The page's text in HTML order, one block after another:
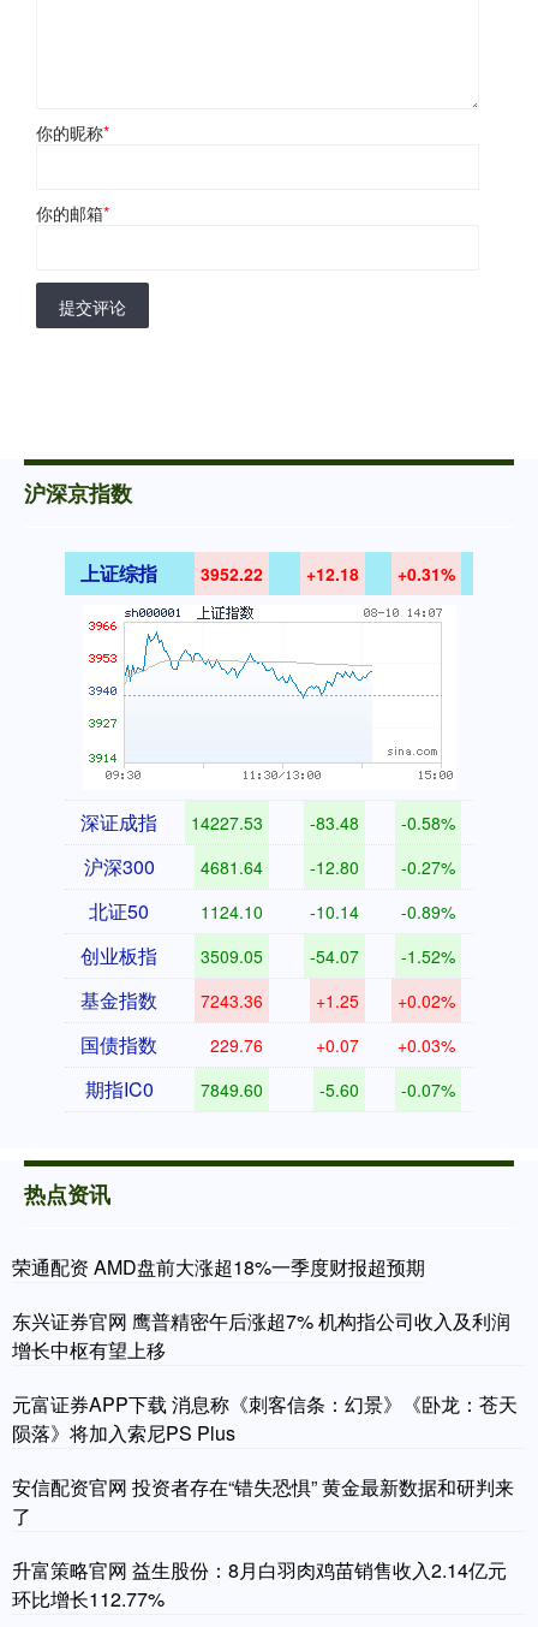
你的昵称*
你的邮箱*
提交评论
沪深京指数
上证综指 3952.22 +12.18 +0.31%
深证成指 14227.53 -83.48 -0.58%
沪深300 4681.64 -12.80 -0.27%
北证50 1124.10 -10.14 -0.89%
创业板指 3509.05 -54.07 -1.52%
基金指数 7243.36 +1.25 +0.02%
国债指数 229.76 +0.07 +0.03%
期指IC0 7849.60 -5.60 -0.07%
热点资讯
荣通配资 AMD盘前大涨超18%一季度财报超预期
东兴证券官网 鹰普精密午后涨超7% 机构指公司收入及利润
增长中枢有望上移
元富证券APP下载 消息称《刺客信条：幻景》《卧龙：苍天
陨落》将加入索尼PS Plus
安信配资官网 投资者存在“错失恐惧” 黄金最新数据和研判来
了
升富策略官网 益生股份：8月白羽肉鸡苗销售收入2.14亿元
环比增长112.77%